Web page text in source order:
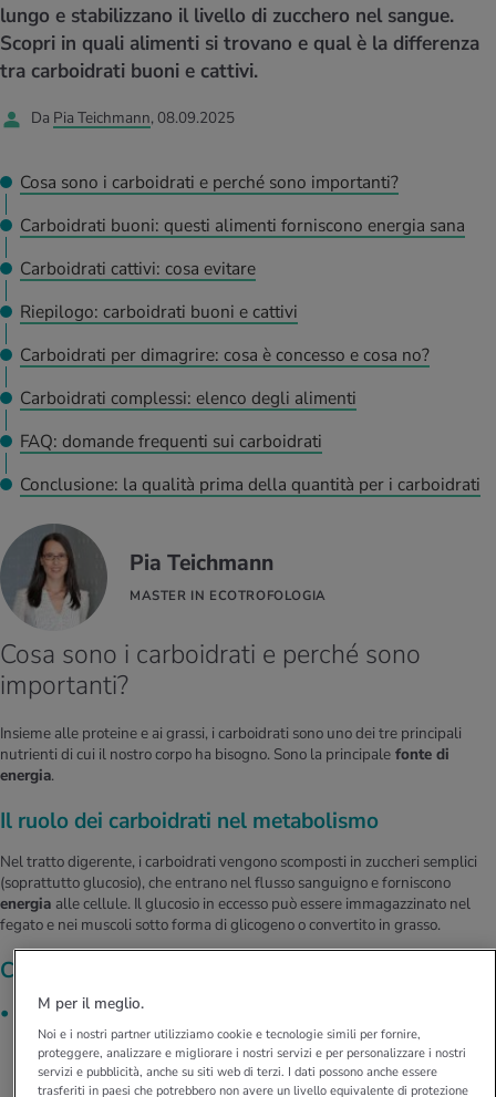
e intolleranze
D’ATTUALITÀ NELL’AMBITO ALIMENTAZIONE
Fabbisogno calorico
invernali
Calcola il consumo calorico
Corsa & Jogging
Lavoro e salute
Rilassamento attivo
delle donne
D’ATTUALITÀ NELL’AMBITO MEDICINA
Dolori ai nervi
D’ATTUALITÀ NELL’AMBITO SERVIZIO
Offerte
Tool, test e quiz
lungo e stabilizzano il livello di zucchero nel sangue.
Scopri in quali alimenti si trovano e qual è la differenza
tra carboidrati buoni e cattivi.
Da Pia Teichmann, 08.09.2025
Cosa sono i carboidrati e perché sono importanti?
Carboidrati buoni: questi alimenti forniscono energia sana
Carboidrati cattivi: cosa evitare
Riepilogo: carboidrati buoni e cattivi
Carboidrati per dimagrire: cosa è concesso e cosa no?
Carboidrati complessi: elenco degli alimenti
FAQ: domande frequenti sui carboidrati
Conclusione: la qualità prima della quantità per i carboidrati
Pia Teichmann
MASTER IN ECOTROFOLOGIA
Cosa sono i carboidrati e perché sono
importanti?
Insieme alle proteine e ai grassi, i carboidrati sono uno dei tre principali
nutrienti di cui il nostro corpo ha bisogno. Sono la principale fonte di
energia.
Il ruolo dei carboidrati nel metabolismo
Nel tratto digerente, i carboidrati vengono scomposti in zuccheri semplici
(soprattutto glucosio), che entrano nel flusso sanguigno e forniscono
energia alle cellule. Il glucosio in eccesso può essere immagazzinato nel
fegato e nei muscoli sotto forma di glicogeno o convertito in grasso.
Carboidrati semplici e complessi
I carboidrati semplici
(ad esempio zucchero da tavola, fruttosio). Vengono assorbiti
rapidamente nel sangue e fanno aumentare velocemente la
glicemia.
M per il meglio.
Noi e i nostri partner utilizziamo cookie e tecnologie simili per fornire,
proteggere, analizzare e migliorare i nostri servizi e per personalizzare i nostri
servizi e pubblicità, anche su siti web di terzi. I dati possono anche essere
trasferiti in paesi che potrebbero non avere un livello equivalente di protezione